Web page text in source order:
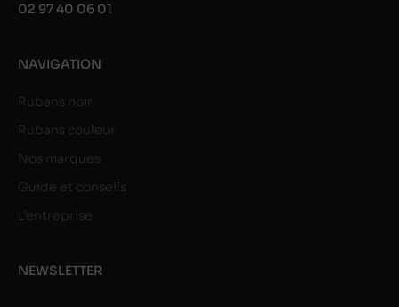
02 97 40 06 01
NAVIGATION
Rubans noir
Rubans couleur
Nos marques
Guide et conseils
L’entreprise
NEWSLETTER